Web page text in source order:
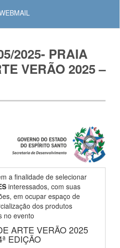
2025- PRAIA
VERÃO 2025 –
a finalidade de selecionar
interessados, com suas
em ocupar espaço de
dos produtos
no evento
ARTE VERÃO 2025
EDIÇÃO